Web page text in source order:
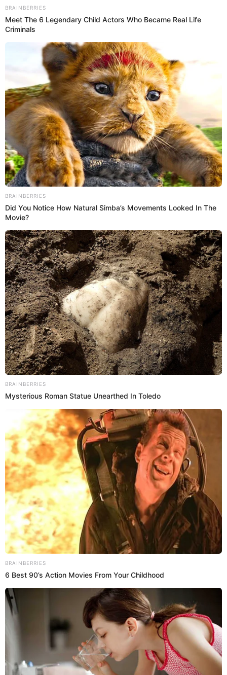
"Tú no puedes decir eso de tu compañera": JB
parcha a Gabriela Serpa por burlarse de Pashi
Pashi
La modelo Gabriela Serpa tuvo un particular momento con Jorge
Benavides luego de que dijera un comentario referente a su colega
Pashi Pashi cuando realizaba un sketch de actuación.
Espectáculos El Popular
Jorge Benavides
15 May 2024 | 10:45 h
Pashi 'La reina de las pichangas' confesó que fue
acosada y respondió a su agresor: "Agarré un
cartel y se lo partí"
Pashi Pashi, la anfitriona venezolana que causó asombro al
aparecer en "JB en ATV", reveló que fue víctima de acoso y actuó
ante su agresor durante un evento que animaba.
Espectáculos El Popular
Personaje